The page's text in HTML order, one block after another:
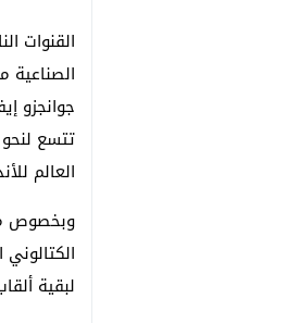
القنوات
الصناعية
جوانجزو
العالم للأندية 2015
وبخصوص
لبقية